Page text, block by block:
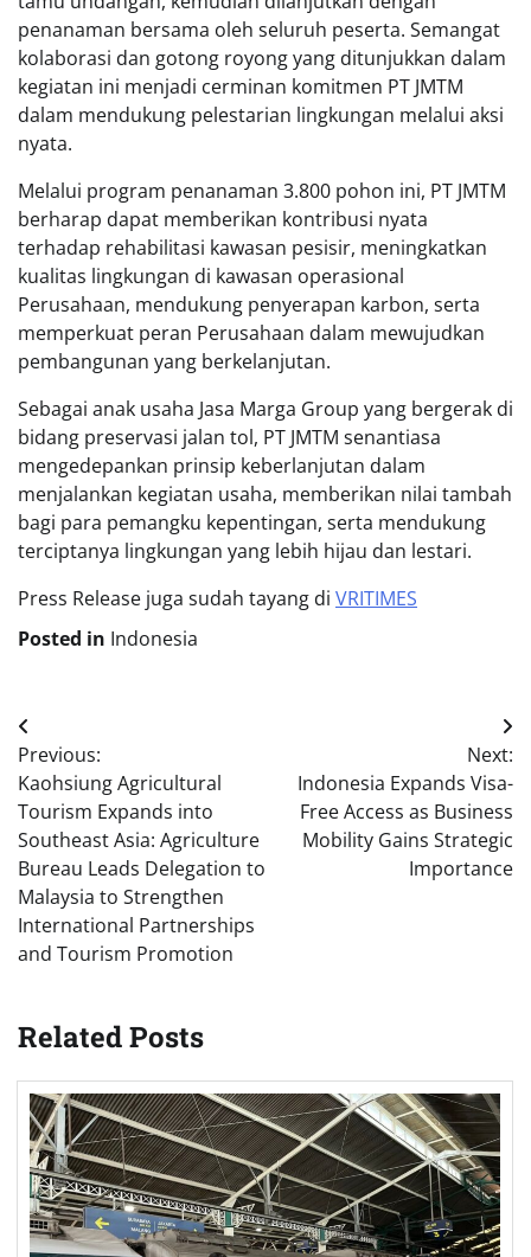
penanaman bersama oleh seluruh peserta. Semangat
kolaborasi dan gotong royong yang ditunjukkan dalam
kegiatan ini menjadi cerminan komitmen PT JMTM
dalam mendukung pelestarian lingkungan melalui aksi
nyata.
Melalui program penanaman 3.800 pohon ini, PT JMTM
berharap dapat memberikan kontribusi nyata
terhadap rehabilitasi kawasan pesisir, meningkatkan
kualitas lingkungan di kawasan operasional
Perusahaan, mendukung penyerapan karbon, serta
memperkuat peran Perusahaan dalam mewujudkan
pembangunan yang berkelanjutan.
Sebagai anak usaha Jasa Marga Group yang bergerak di
bidang preservasi jalan tol, PT JMTM senantiasa
mengedepankan prinsip keberlanjutan dalam
menjalankan kegiatan usaha, memberikan nilai tambah
bagi para pemangku kepentingan, serta mendukung
terciptanya lingkungan yang lebih hijau dan lestari.
Press Release juga sudah tayang di VRITIMES
Posted in Indonesia
Post
navigation
Previous:
Kaohsiung Agricultural
Tourism Expands into
Southeast Asia: Agriculture
Bureau Leads Delegation to
Malaysia to Strengthen
International Partnerships
and Tourism Promotion
Next:
Indonesia Expands Visa-
Free Access as Business
Mobility Gains Strategic
Importance
Related Posts